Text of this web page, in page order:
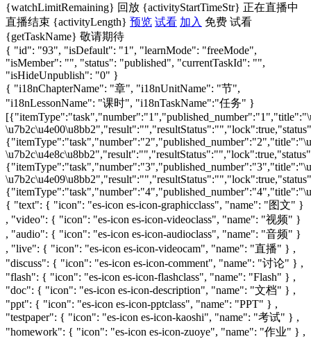
{watchLimitRemaining} 回放 {activityStartTimeStr} 正在直播中
直播结束 {activityLength} 预览 试看 加入 免费 试看
{getTaskName} 敬请期待
{ "id": "93", "isDefault": "1", "learnMode": "freeMode",
"isMember": "", "status": "published", "currentTaskId": "",
"isHideUnpublish": "0" }
{ "i18nChapterName": "章", "i18nUnitName": "节",
"i18nLessonName": "课时", "i18nTaskName":"任务" }
{ "text": { "icon": "es-icon es-icon-graphicclass", "name": "图文" }
, "video": { "icon": "es-icon es-icon-videoclass", "name": "视频" }
, "audio": { "icon": "es-icon es-icon-audioclass", "name": "音频" }
, "live": { "icon": "es-icon es-icon-videocam", "name": "直播" } ,
"discuss": { "icon": "es-icon es-icon-comment", "name": "讨论" } ,
"flash": { "icon": "es-icon es-icon-flashclass", "name": "Flash" } ,
"doc": { "icon": "es-icon es-icon-description", "name": "文档" } ,
"ppt": { "icon": "es-icon es-icon-pptclass", "name": "PPT" } ,
"testpaper": { "icon": "es-icon es-icon-kaoshi", "name": "考试" } ,
"homework": { "icon": "es-icon es-icon-zuoye", "name": "作业" } ,